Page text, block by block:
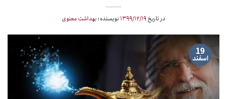
در تاریخ ۱۳۹۹/۱۲/۱۹ نویسنده: بهداشت معنوی
19
اسفند